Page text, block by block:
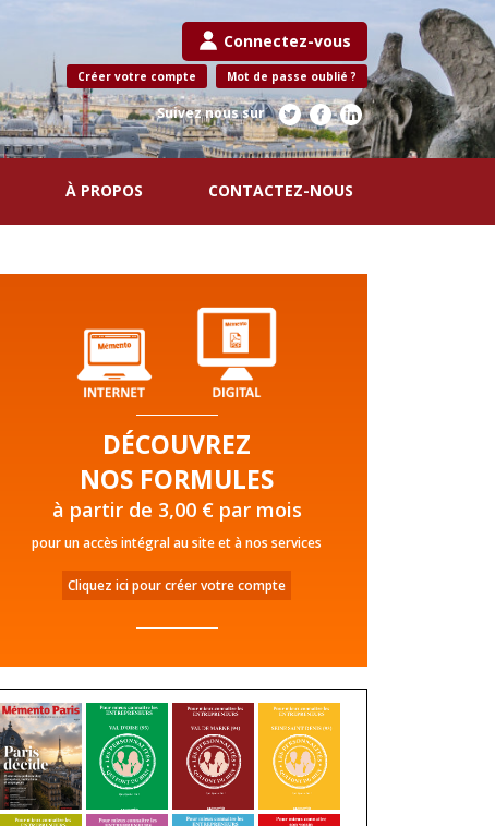
Connectez-vous
Créer votre compte Mot de passe oublié ?
Suivez nous sur
À PROPOS CONTACTEZ-NOUS
DÉCOUVREZ
NOS FORMULES
à partir de 3,00 € par mois
pour un accès intégral au site et à nos services
Cliquez ici pour créer votre compte